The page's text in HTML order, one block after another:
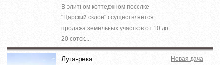
В элитном коттеджном поселке
"Царский склон" осуществляется
продажа земельных участков от 10 до
20 соток....
Луга-река Новая дача